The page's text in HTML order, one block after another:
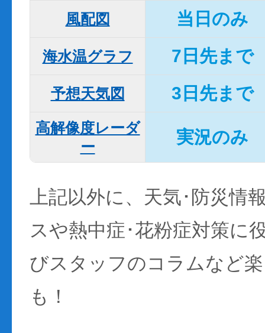
風配図 当日のみ
海水温グラフ 7日先まで
予想天気図 3日先まで
高解像度レーダ
ー
実況のみ
上記以外に、天気･防災情
スや熱中症･花粉症対策に
びスタッフのコラムなど
も！